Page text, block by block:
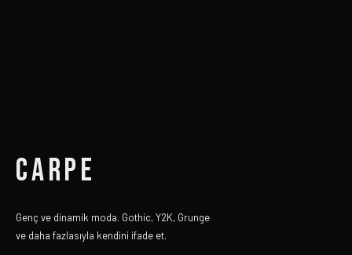
CARPE
Genç ve dinamik moda. Gothic, Y2K, Grunge
ve daha fazlasıyla kendini ifade et.